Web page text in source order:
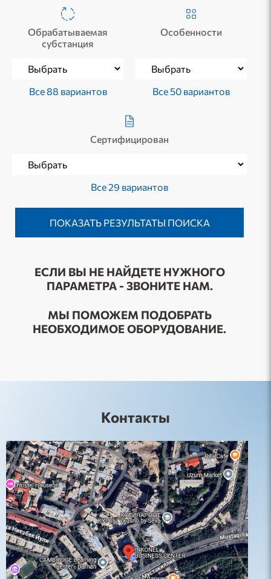
Обрабатываемая
субстанция
Все 88 вариантов
Особенности
Все 50 вариантов
Сертифицирован
Все 29 вариантов
ЕСЛИ ВЫ НЕ НАЙДЕТЕ НУЖНОГО
ПАРАМЕТРА - ЗВОНИТЕ НАМ.
МЫ ПОМОЖЕМ ПОДОБРАТЬ
НЕОБХОДИМОЕ ОБОРУДОВАНИЕ.
Контакты